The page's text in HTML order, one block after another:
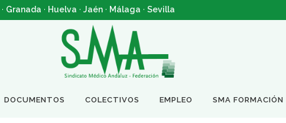
· Granada · Huelva · Jaén · Málaga · Sevilla
DOCUMENTOS COLECTIVOS EMPLEO SMA FORMACIÓN